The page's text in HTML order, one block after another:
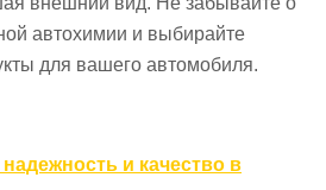
автохимии и выбирайте
для вашего автомобиля.
и качество в